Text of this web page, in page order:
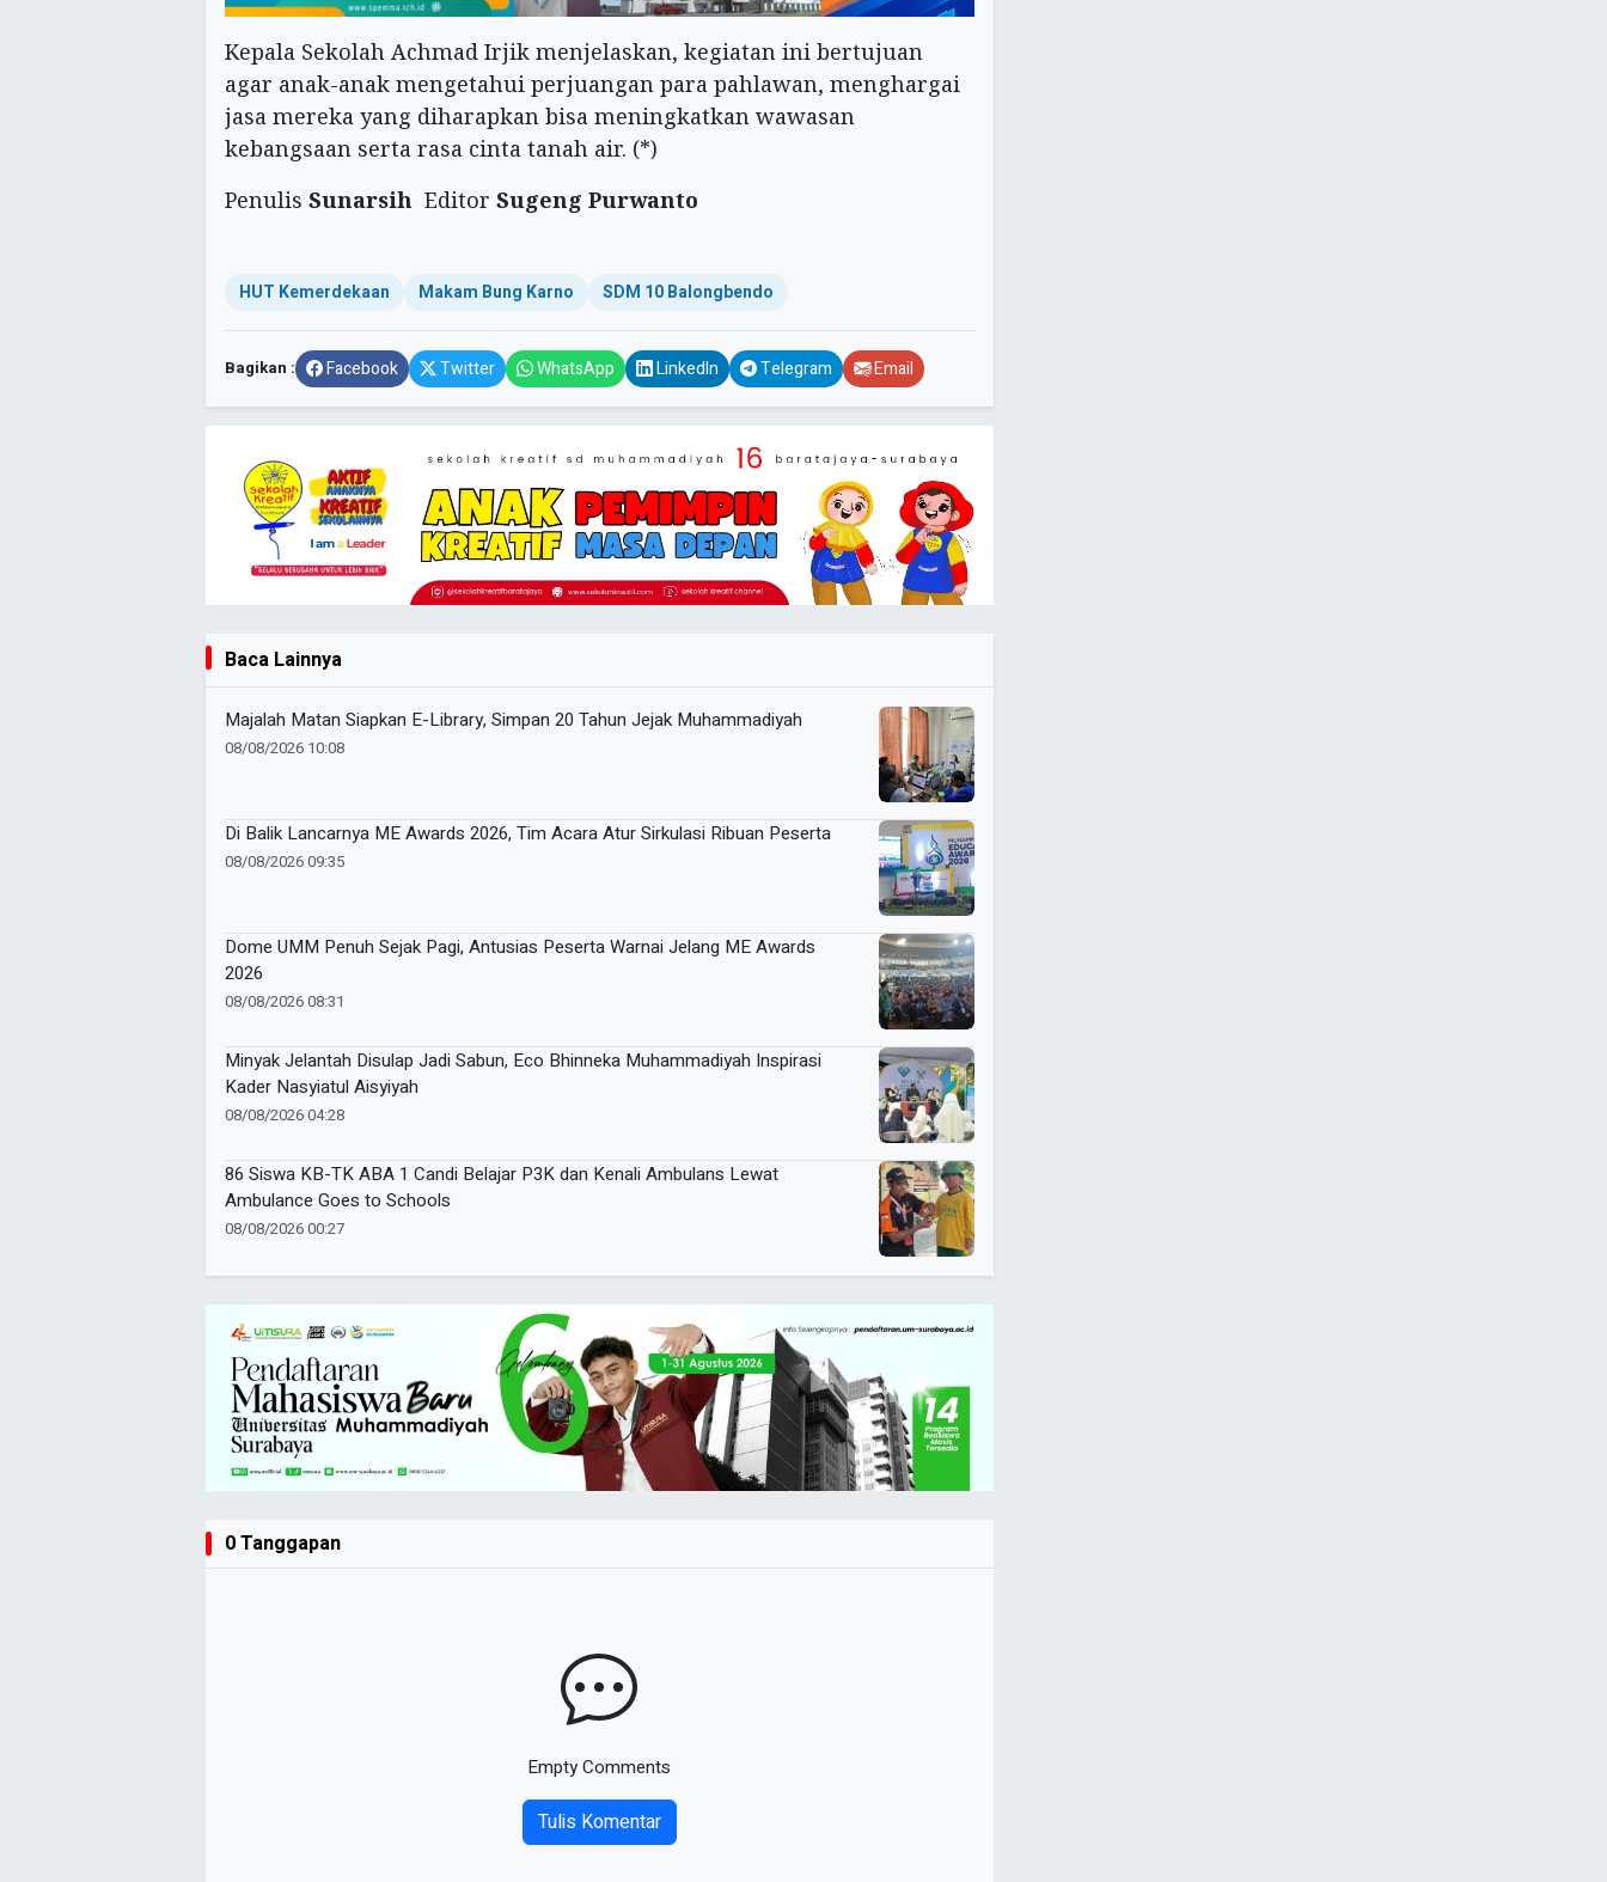
Kepala Sekolah Achmad Irjik menjelaskan, kegiatan ini bertujuan
agar anak-anak mengetahui perjuangan para pahlawan, menghargai
jasa mereka yang diharapkan bisa meningkatkan wawasan
kebangsaan serta rasa cinta tanah air. (*)
Penulis Sunarsih Editor Sugeng Purwanto
HUT Kemerdekaan Makam Bung Karno SDM 10 Balongbendo
Bagikan : Facebook Twitter WhatsApp LinkedIn Telegram Email
Baca Lainnya
Majalah Matan Siapkan E-Library, Simpan 20 Tahun Jejak Muhammadiyah
08/08/2026 10:08
Di Balik Lancarnya ME Awards 2026, Tim Acara Atur Sirkulasi Ribuan Peserta
08/08/2026 09:35
Dome UMM Penuh Sejak Pagi, Antusias Peserta Warnai Jelang ME Awards
2026
08/08/2026 08:31
Minyak Jelantah Disulap Jadi Sabun, Eco Bhinneka Muhammadiyah Inspirasi
Kader Nasyiatul Aisyiyah
08/08/2026 04:28
86 Siswa KB-TK ABA 1 Candi Belajar P3K dan Kenali Ambulans Lewat
Ambulance Goes to Schools
08/08/2026 00:27
0 Tanggapan
Empty Comments
Tulis Komentar